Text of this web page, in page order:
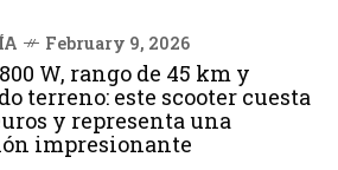
February 9, 2026
W, rango de 45 km y
terreno: este scooter cuesta
y representa una
impresionante